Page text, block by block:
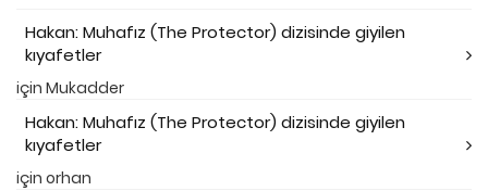
Hakan: Muhafız (The Protector) dizisinde giyilen
kıyafetler
için Mukadder
Hakan: Muhafız (The Protector) dizisinde giyilen
kıyafetler
için orhan